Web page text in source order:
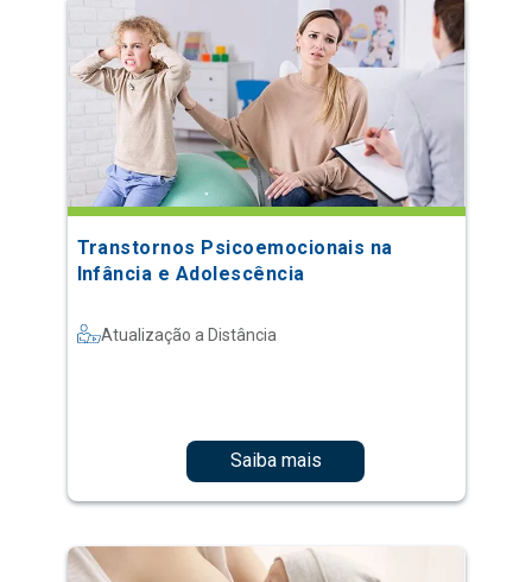
Transtornos Psicoemocionais na
Infância e Adolescência
Atualização a Distância
Saiba mais